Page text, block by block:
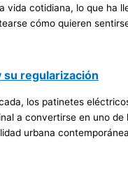
vida cotidiana, lo que ha
cómo quieren
su regularización
los patinetes
a convertirse en uno de
urbana